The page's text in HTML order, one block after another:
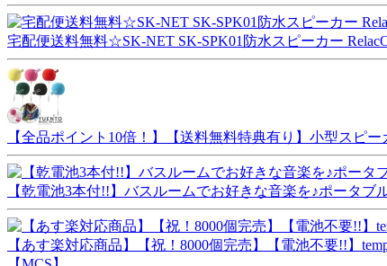
宅配便送料無料☆SK-NET SK-SPK01防水スピーカー
【全品ポイント10倍！】【送料無料特典有り】小型スピ
【乾電池3本付!!】バスルームでお好きな音楽を♪ポータブ
【あす楽対応商品】【祝！8000個完売】【電池不要!!】